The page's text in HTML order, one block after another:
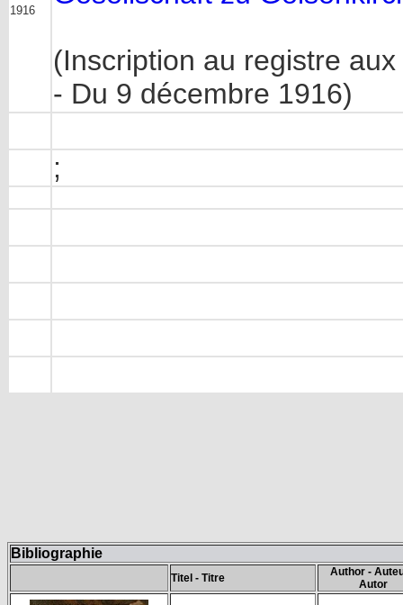
1916
(Inscription au registre
- Du 9 décembre 1916)
;
Bibliographie
Titel - Titre
Author -
Autor